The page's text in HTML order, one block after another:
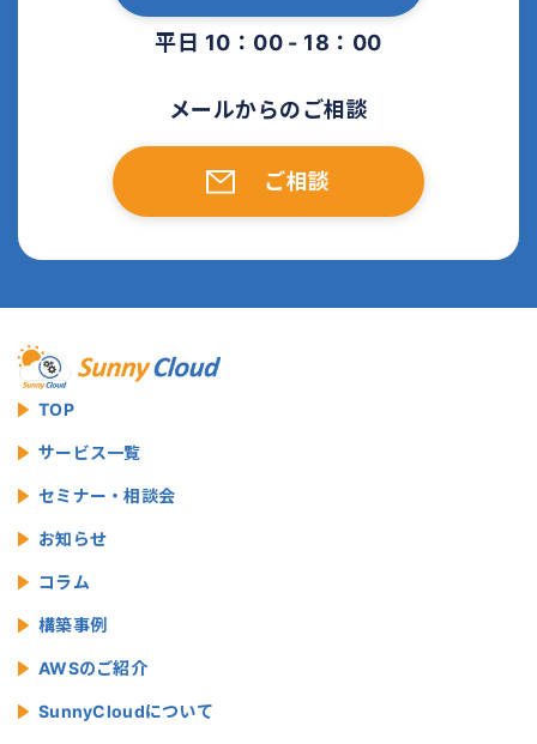
平日 10：00 - 18：00
メールからのご相談
ご相談
TOP
サービス一覧
セミナー・相談会
お知らせ
コラム
構築事例
AWSのご紹介
SunnyCloudについて